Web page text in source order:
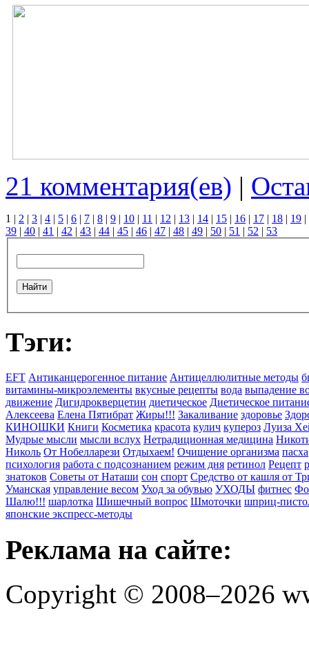
21 комментария(ев) |
1 | 2 | 3 | 4 | 5 | 6 | 7 | 8 | 9 | 10 | 11 | 12 | 13 | 14 | 15 | 16 | 17 | 18 | 19 |
39 | 40 | 41 | 42 | 43 | 44 | 45 | 46 | 47 | 48 | 49 | 50 | 51 | 52 | 53
Тэги:
EFT Антиканцерогенное питание Антицеллюлитные методы
витамины-микроэлементы вкусные рецепты вода выпадение
движение Дигидрокверцетин диетическое Диетическое
Алексеева Елена Пятибрат Жиры!!! Закаливание здоровье
КИНОШКИ Книги Косметика красота кулич купероз Луиза
Мудрые мысли мысли вслух Нетрадиционная медицина
Николь От Нобелларези Отдыхаем! Очищение организма пасха
психология работа с подсознанием режим дня ретинол Рецепт
знатоков Советы от Наташи сон спорт Средство от кашля от
Уманская управление весом Уход за обувью УХОДЫ фитнес
Шалю!!! шарлотка Шишечный вопрос Шмоточки шприц-
японские экспресс-методы
Реклама на сайте:
Copyright © 2008–2026